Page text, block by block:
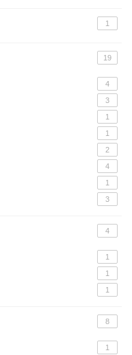
1
19
4
3
1
1
2
4
1
3
4
1
1
1
8
1